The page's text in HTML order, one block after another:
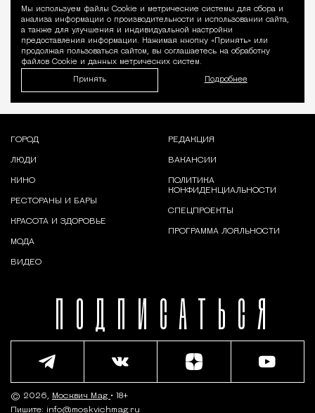
Уведомление
Мы используем файлы Сookie и метрические системы для сбора и
анализа информации о производительности и использовании сайта,
а также для улучшения и индивидуальной настройки
предоставления информации. Нажимая кнопку «Принять» или
продолжая пользоваться сайтом, вы соглашаетесь на обработку
файлов Cookie и данных метрических систем.
Принять Подробнее
ПОДПИСАТЬСЯ
ГОРОД
ЛЮДИ
КИНО
РЕСТОРАНЫ И БАРЫ
КРАСОТА И ЗДОРОВЬЕ
МОДА
ВИДЕО
РЕДАКЦИЯ
ВАКАНСИИ
ПОЛИТИКА
КОНФИДЕНЦИАЛЬНОСТИ
СПЕЦПРОЕКТЫ
ПРОГРАММА ЛОЯЛЬНОСТИ
© 2026, Москвич Mag • 18+
Пишите: info@moskvichmag.ru